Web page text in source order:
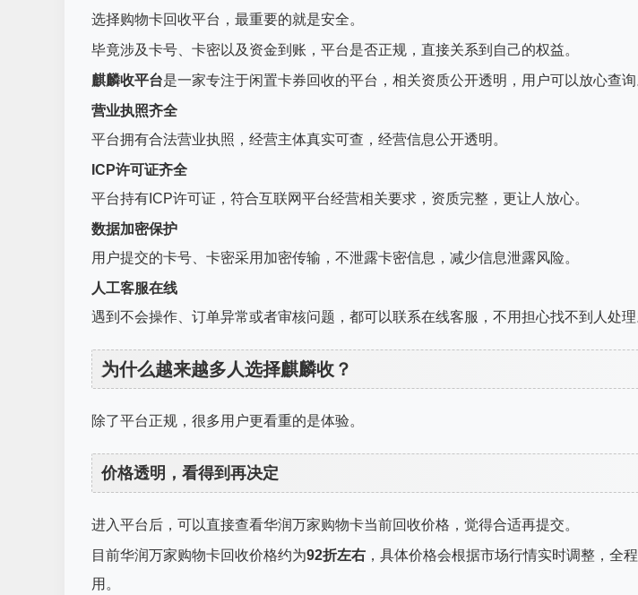
选择购物卡回收平台，最重要的就是安全。
毕竟涉及卡号、卡密以及资金到账，平台是否正规，直接关系到自己的权益。
麒麟收平台是一家专注于闲置卡券回收的平台，相关资质公开透明，用户可以放心查询
营业执照齐全
平台拥有合法营业执照，经营主体真实可查，经营信息公开透明。
ICP许可证齐全
平台持有ICP许可证，符合互联网平台经营相关要求，资质完整，更让人放心。
数据加密保护
用户提交的卡号、卡密采用加密传输，不泄露卡密信息，减少信息泄露风险。
人工客服在线
遇到不会操作、订单异常或者审核问题，都可以联系在线客服，不用担心找不到人处理
为什么越来越多人选择麒麟收？
除了平台正规，很多用户更看重的是体验。
价格透明，看得到再决定
进入平台后，可以直接查看华润万家购物卡当前回收价格，觉得合适再提交。
目前华润万家购物卡回收价格约为92折左右 ，具体价格会根据市场行情实时调整，全
用。